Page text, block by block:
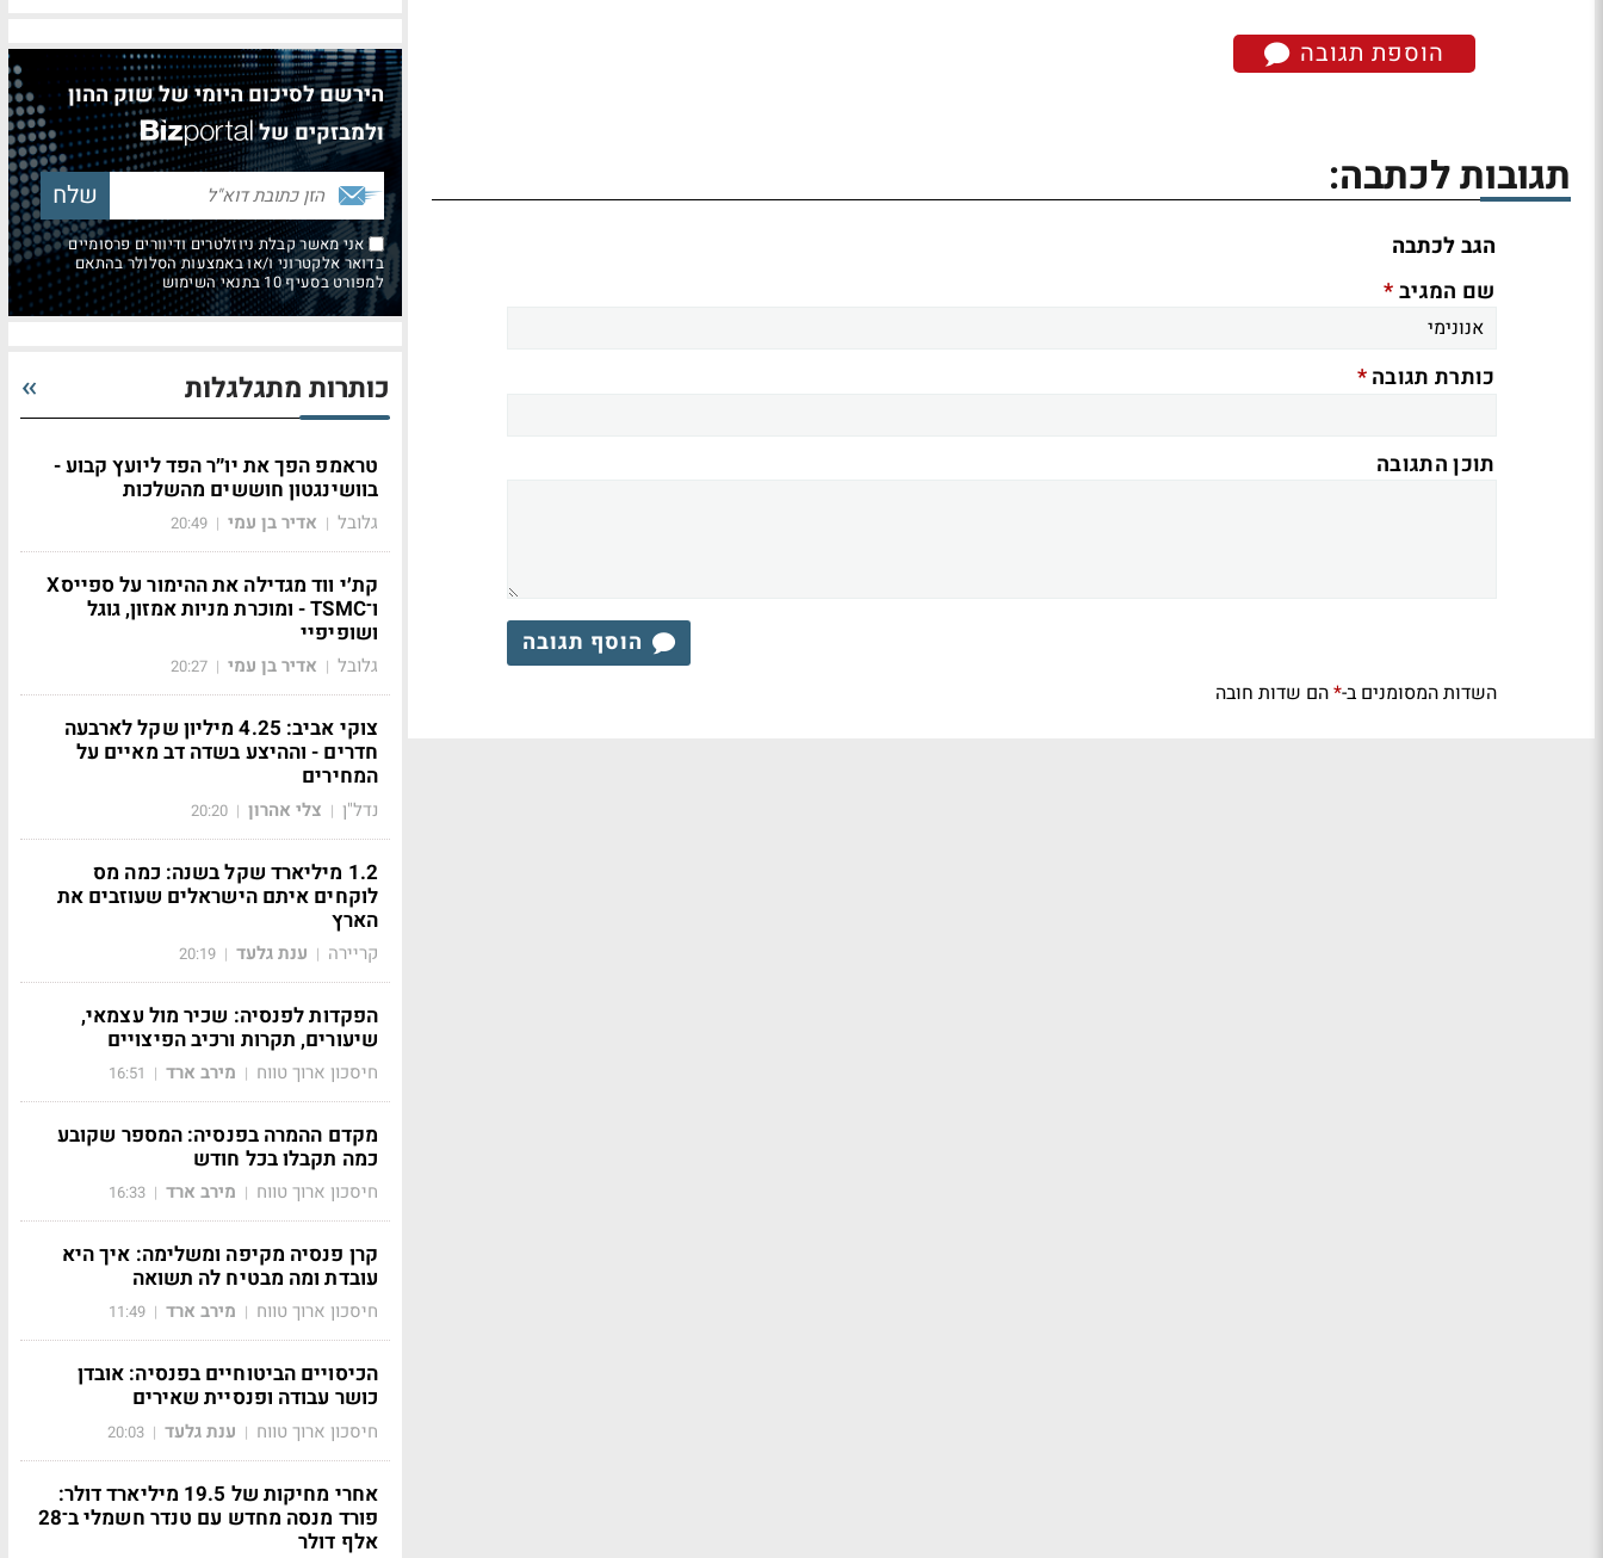
הוספת תגובה
תגובות לכתבה:
הגב לכתבה
שם המגיב*
כותרת תגובה*
תוכן התגובה
הוסף תגובה
השדות המסומנים ב-*הם שדות חובה
הירשם לסיכום היומי של שוק ההון
ולמבזקים של
אני מאשר קבלת ניוזלטרים ודיוורים פרסומיים
בדואר אלקטרוני ו/או באמצעות הסלולר בהתאם
למפורט בסעיף 10 בתנאי השימוש
כותרות מתגלגלות
טראמפ הפך את יו״ר הפד ליועץ קבוע -
בוושינגטון חוששים מהשלכות
גלובל | אדיר בן עמי |
20:49
קת׳י ווד מגדילה את ההימור על ספייסX
ו־TSMC - ומוכרת מניות אמזון, גוגל
ושופיפיי
גלובל | אדיר בן עמי |
20:27
צוקי אביב: 4.25 מיליון שקל לארבעה
חדרים - וההיצע בשדה דב מאיים על
המחירים
נדל"ן | צלי אהרון |
20:20
1.2 מיליארד שקל בשנה: כמה מס
לוקחים איתם הישראלים שעוזבים את
הארץ
קריירה | ענת גלעד |
20:19
הפקדות לפנסיה: שכיר מול עצמאי,
שיעורים, תקרות ורכיב הפיצויים
חיסכון ארוך טווח | מירב ארד |
16:51
מקדם ההמרה בפנסיה: המספר שקובע
כמה תקבלו בכל חודש
חיסכון ארוך טווח | מירב ארד |
16:33
קרן פנסיה מקיפה ומשלימה: איך היא
עובדת ומה מבטיח לה תשואה
חיסכון ארוך טווח | מירב ארד |
11:49
הכיסויים הביטוחיים בפנסיה: אובדן
כושר עבודה ופנסיית שאירים
חיסכון ארוך טווח | ענת גלעד |
20:03
אחרי מחיקות של 19.5 מיליארד דולר:
פורד מנסה מחדש עם טנדר חשמלי ב־28
אלף דולר